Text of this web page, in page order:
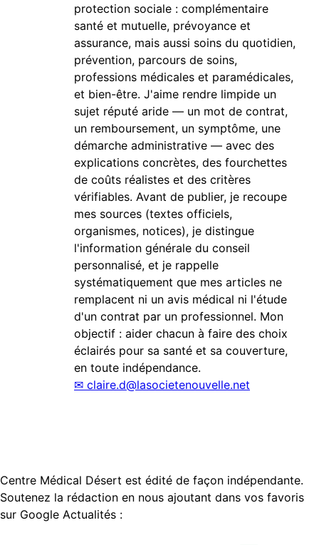
protection sociale : complémentaire
santé et mutuelle, prévoyance et
assurance, mais aussi soins du quotidien,
prévention, parcours de soins,
professions médicales et paramédicales,
et bien-être. J'aime rendre limpide un
sujet réputé aride — un mot de contrat,
un remboursement, un symptôme, une
démarche administrative — avec des
explications concrètes, des fourchettes
de coûts réalistes et des critères
vérifiables. Avant de publier, je recoupe
mes sources (textes officiels,
organismes, notices), je distingue
l'information générale du conseil
personnalisé, et je rappelle
systématiquement que mes articles ne
remplacent ni un avis médical ni l'étude
d'un contrat par un professionnel. Mon
objectif : aider chacun à faire des choix
éclairés pour sa santé et sa couverture,
en toute indépendance.
✉ claire.d@lasocietenouvelle.net
Centre Médical Désert est édité de façon indépendante.
Soutenez la rédaction en nous ajoutant dans vos favoris
sur Google Actualités :